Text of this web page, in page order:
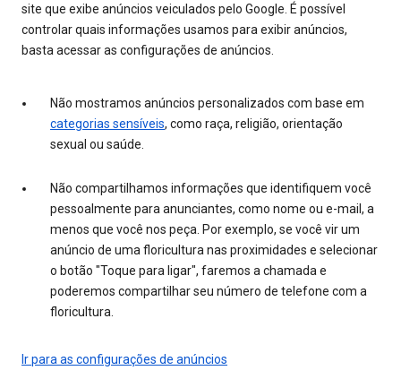
site que exibe anúncios veiculados pelo Google. É possível
controlar quais informações usamos para exibir anúncios,
basta acessar as configurações de anúncios.
Não mostramos anúncios personalizados com base em
categorias sensíveis, como raça, religião, orientação
sexual ou saúde.
Não compartilhamos informações que identifiquem você
pessoalmente para anunciantes, como nome ou e-mail, a
menos que você nos peça. Por exemplo, se você vir um
anúncio de uma floricultura nas proximidades e selecionar
o botão "Toque para ligar", faremos a chamada e
poderemos compartilhar seu número de telefone com a
floricultura.
Ir para as configurações de anúncios